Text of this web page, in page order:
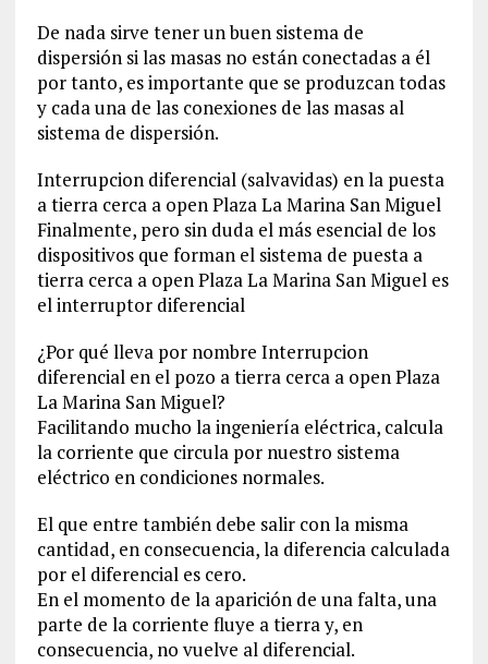
De nada sirve tener un buen sistema de
dispersión si las masas no están conectadas a él
por tanto, es importante que se produzcan todas
y cada una de las conexiones de las masas al
sistema de dispersión.
Interrupcion diferencial (salvavidas) en la puesta
a tierra cerca a open Plaza La Marina San Miguel
Finalmente, pero sin duda el más esencial de los
dispositivos que forman el sistema de puesta a
tierra cerca a open Plaza La Marina San Miguel es
el interruptor diferencial
¿Por qué lleva por nombre Interrupcion
diferencial en el pozo a tierra cerca a open Plaza
La Marina San Miguel?
Facilitando mucho la ingeniería eléctrica, calcula
la corriente que circula por nuestro sistema
eléctrico en condiciones normales.
El que entre también debe salir con la misma
cantidad, en consecuencia, la diferencia calculada
por el diferencial es cero.
En el momento de la aparición de una falta, una
parte de la corriente fluye a tierra y, en
consecuencia, no vuelve al diferencial.